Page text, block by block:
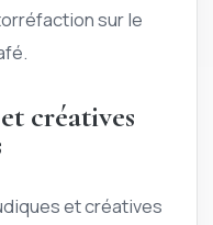
sur le
créatives
et créatives